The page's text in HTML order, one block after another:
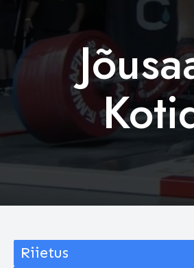
Riietus